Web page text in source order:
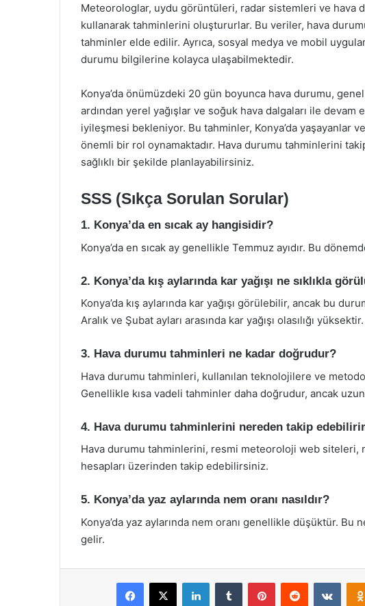
Meteorologlar, uydu görüntüleri, radar sistemleri ve hava
kullanarak tahminlerini oluştururlar. Bu veriler, hava
tahminler elde edilir. Ayrıca, sosyal medya ve mobil
durumu bilgilerine kolayca ulaşabilmektedir.
Konya’da önümüzdeki 20 gün boyunca hava durumu,
ardından yerel yağışlar ve soğuk hava dalgaları ile devam
iyileşmesi bekleniyor. Bu tahminler, Konya’da yaşayanlar
önemli bir rol oynamaktadır. Hava durumu tahminlerini
sağlıklı bir şekilde planlayabilirsiniz.
SSS (Sıkça Sorulan Sorular)
1. Konya’da en sıcak ay hangisidir?
Konya’da en sıcak ay genellikle Temmuz ayıdır. Bu
2. Konya’da kış aylarında kar yağışı ne sıklıkla
Konya’da kış aylarında kar yağışı görülebilir, ancak bu
Aralık ve Şubat ayları arasında kar yağışı olasılığı yüksektir.
3. Hava durumu tahminleri ne kadar doğrudur?
Hava durumu tahminleri, kullanılan teknolojilere ve
Genellikle kısa vadeli tahminler daha doğrudur, ancak
4. Hava durumu tahminlerini nereden takip
Hava durumu tahminlerini, resmi meteoroloji web siteleri,
hesapları üzerinden takip edebilirsiniz.
5. Konya’da yaz aylarında nem oranı nasıldır?
Konya’da yaz aylarında nem oranı genellikle düşüktür. Bu
gelir.
Facebook
X LinkedInTumblr PinterestReddit